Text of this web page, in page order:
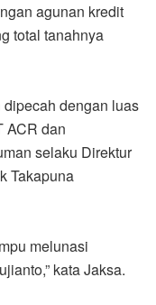
agunan kredit
total tanahnya
dengan luas
ACR dan
selaku Direktur
Takapuna
melunasi
kata Jaksa.